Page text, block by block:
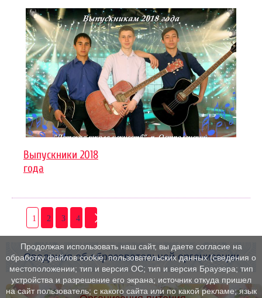
Выпускники 2018
года
1 2 3 4
Сведения об образовательной организации
Продолжая использовать наш сайт, вы даете согласие на
обработку файлов cookie, пользовательских данных (сведения о
местоположении; тип и версия ОС; тип и версия Браузера; тип
устройства и разрешение его экрана; источник откуда пришел
на сайт пользователь; с какого сайта или по какой рекламе; язык